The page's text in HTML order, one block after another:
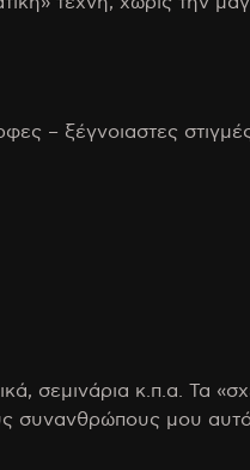
– ξέγνοιαστες
σεμινάρια κ.π.α. Τα
συνανθρώπους μου